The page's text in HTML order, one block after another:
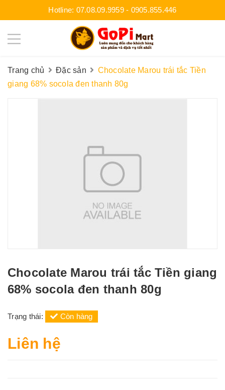
Hotline: 07.08.09.9959- 0905.855.446
Trang chủ Đặc sản
Chocolate Marou trái tắc Tiền
giang 68% socola đen thanh 80g
Chocolate Marou trái tắc Tiền giang
68% socola đen thanh 80g
Trạng thái: Còn hàng
Liên hệ